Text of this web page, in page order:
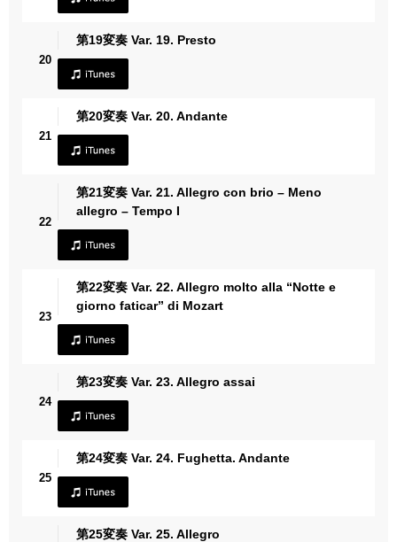
20
第19変奏 Var. 19. Presto
21
第20変奏 Var. 20. Andante
22
第21変奏 Var. 21. Allegro con brio – Meno
allegro – Tempo I
23
第22変奏 Var. 22. Allegro molto alla “Notte e
giorno faticar” di Mozart
24
第23変奏 Var. 23. Allegro assai
25
第24変奏 Var. 24. Fughetta. Andante
第25変奏 Var. 25. Allegro